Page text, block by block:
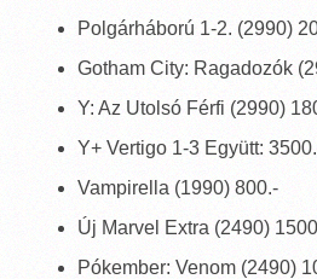
Polgárháború 1-2. (2990)
Gotham City: Ragadozók
Y: Az Utolsó Férfi (2990)
Y+ Vertigo 1-3 Együtt:
Vampirella (1990) 800.-
Új Marvel Extra (2490)
Pókember: Venom (2490)